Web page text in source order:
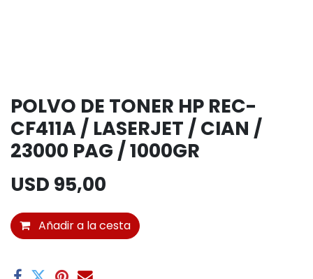
POLVO DE TONER HP REC-
CF411A / LASERJET / CIAN /
23000 PAG / 1000GR
USD 95,00
Añadir a la cesta